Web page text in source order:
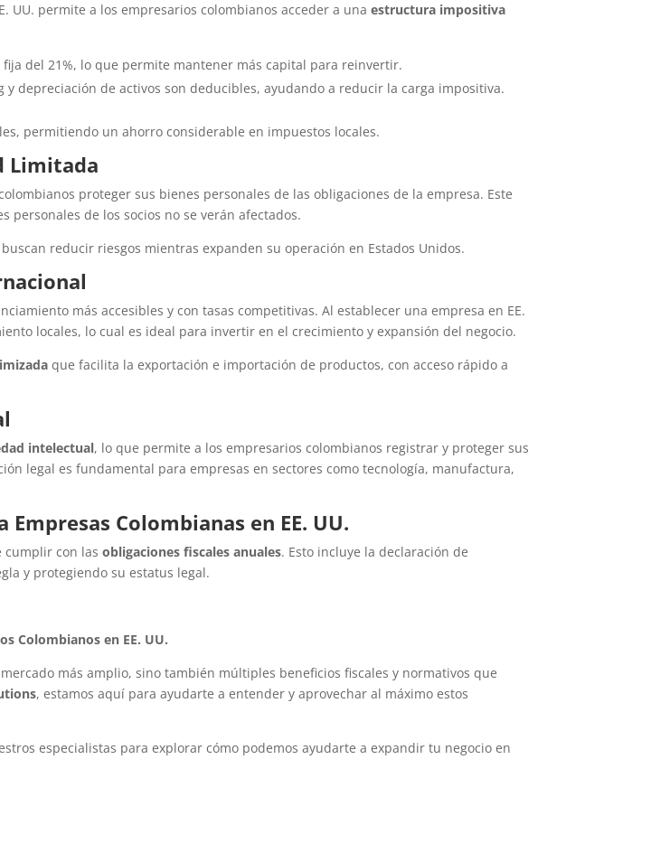
UU. permite a los empresarios colombianos acceder a unaestructura impositiva
del 21%, lo que permite mantener más capital para reinvertir.
y depreciación de activos son deducibles, ayudando a reducir la carga impositiva.
permitiendo un ahorro considerable en impuestos locales.
Limitada
proteger sus bienes personales de las obligaciones de la empresa. Este
de los socios no se verán afectados.
reducir riesgos mientras expanden su operación en Estados Unidos.
más accesibles y con tasas competitivas. Al establecer una empresa en EE.
locales, lo cual es ideal para invertir en el crecimiento y expansión del negocio.
que facilita la exportación e importación de productos, con acceso rápido a
intelectual, lo que permite a los empresarios colombianos registrar y proteger sus
legal es fundamental para empresas en sectores como tecnología, manufactura,
Colombianas en EE. UU.
cumplir con lasobligaciones fiscales anuales. Esto incluye la declaración de
y protegiendo su estatus legal.
Colombianos en EE. UU.
más amplio, sino también múltiples beneficios fiscales y normativos que
, estamos aquí para ayudarte a entender y aprovechar al máximo estos
especialistas para explorar cómo podemos ayudarte a expandir tu negocio en